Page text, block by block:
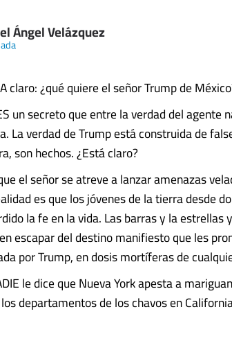
Ángel Velázquez
claro: ¿qué quiere el señor Trump de
un secreto que entre la verdad del agente
La verdad de Trump está construida de
son hechos. ¿Está claro?
el señor se atreve a lanzar amenazas
es que los jóvenes de la tierra desde
la fe en la vida. Las barras y la estrellas
escapar del destino manifiesto que les
por Trump, en dosis mortíferas de
le dice que Nueva York apesta a
departamentos de los chavos en